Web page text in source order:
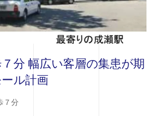
７分 幅広い客層の集患が期
ル計画
７分